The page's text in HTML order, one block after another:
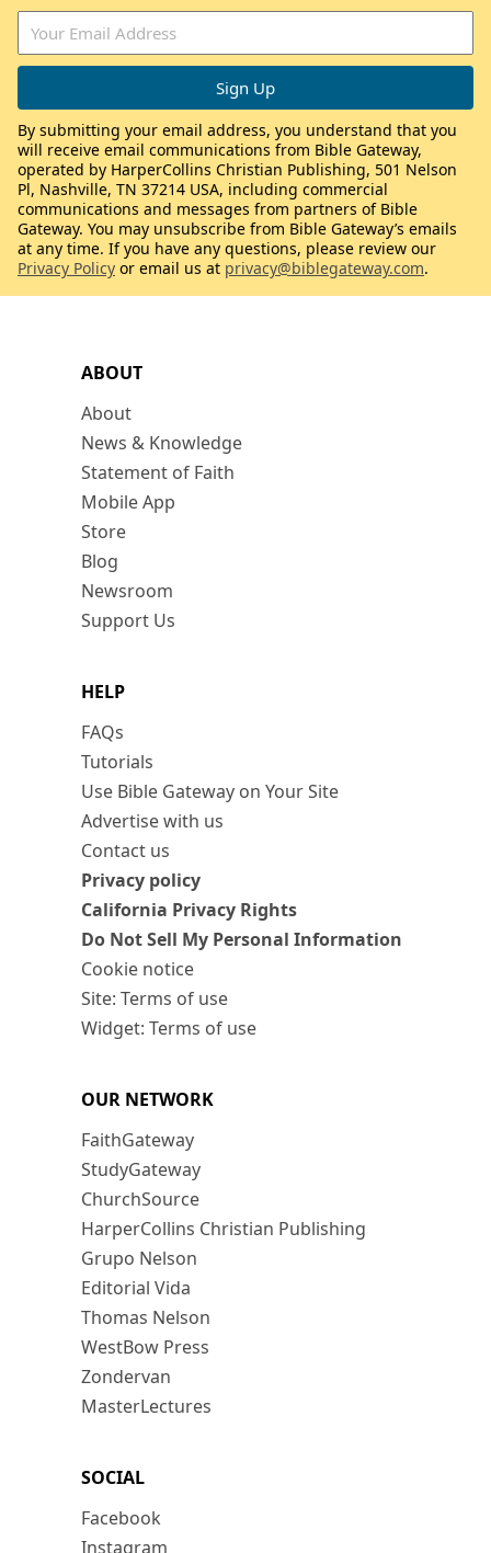
ABOUT
About
News & Knowledge
Statement of Faith
Mobile App
Store
Blog
Newsroom
Support Us
HELP
FAQs
Tutorials
Use Bible Gateway on Your Site
Advertise with us
Contact us
Privacy policy
California Privacy Rights
Do Not Sell My Personal Information
Cookie notice
Site: Terms of use
Widget: Terms of use
OUR NETWORK
FaithGateway
StudyGateway
ChurchSource
HarperCollins Christian Publishing
Grupo Nelson
Editorial Vida
Thomas Nelson
WestBow Press
Zondervan
MasterLectures
SOCIAL
Facebook
Instagram
By submitting your email address, you understand that you
will receive email communications from Bible Gateway,
operated by HarperCollins Christian Publishing, 501 Nelson
Pl, Nashville, TN 37214 USA, including commercial
communications and messages from partners of Bible
Gateway. You may unsubscribe from Bible Gateway’s emails
at any time. If you have any questions, please review our
Privacy Policy or email us at privacy@biblegateway.com.